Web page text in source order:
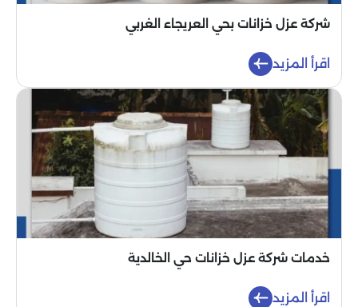
شركة عزل خزانات بحي العريجاء الغربي
اقرأ المزيد
خدمات شركة عزل خزانات حي الخالدية
اقرأ المزيد